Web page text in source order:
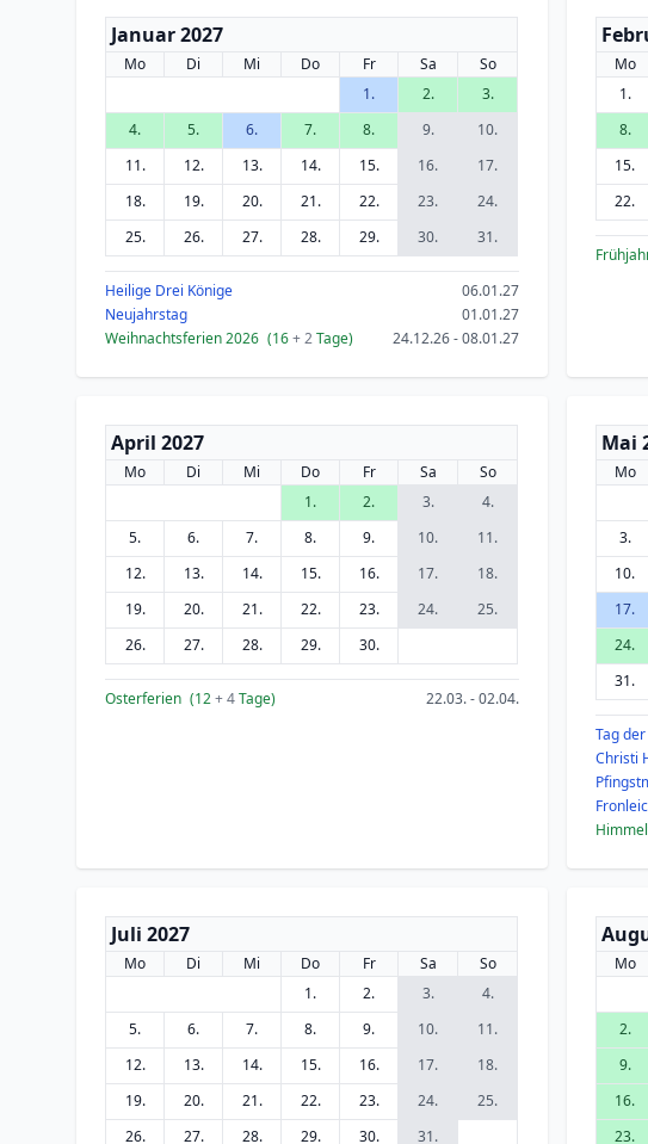
Januar 2027
Mo Di Mi Do Fr Sa
So
1.
2.
3.
4.
5. 6. 7. 8. 9.
10.
11.
12. 13. 14. 15. 16.
17.
18.
19. 20. 21. 22. 23.
24.
25.
26. 27. 28. 29. 30. 31.
Heilige Drei Könige
06.01.27
Neujahrstag
01.01.27
Weihnachtsferien 2026 (16+ 2Tage) 24.12.26 - 08.01.27
Mo
1.
8.
15.
22.
April 2027
Mo Di Mi Do Fr Sa
So
1.
2. 3.
4.
5.
6. 7. 8. 9. 10.
11.
12.
13. 14. 15. 16. 17.
18.
19.
20. 21. 22. 23. 24.
25.
26.
27. 28. 29. 30.
Osterferien (12+ 4Tage) 22.03. - 02.04.
Mai
Mo
3.
10.
17.
24.
31.
Tag
Christi
Juli 2027
Mo Di Mi Do Fr Sa
So
1.
2. 3.
4.
5.
6. 7. 8. 9. 10.
11.
12.
13. 14. 15. 16. 17.
18.
19.
20. 21. 22. 23. 24.
25.
26.
27. 28. 29. 30. 31.
Mo
2.
9.
16.
23.